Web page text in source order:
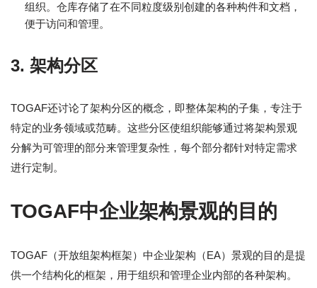
组织。仓库存储了在不同粒度级别创建的各种构件和文档，
便于访问和管理。
3. 架构分区
TOGAF还讨论了架构分区的概念，即整体架构的子集，专注于
特定的业务领域或范畴。这些分区使组织能够通过将架构景观
分解为可管理的部分来管理复杂性，每个部分都针对特定需求
进行定制。
TOGAF中企业架构景观的目的
TOGAF（开放组架构框架）中企业架构（EA）景观的目的是提
供一个结构化的框架，用于组织和管理企业内部的各种架构。